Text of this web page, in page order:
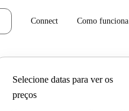
Connect Como funciona
Selecione datas para ver os
preços